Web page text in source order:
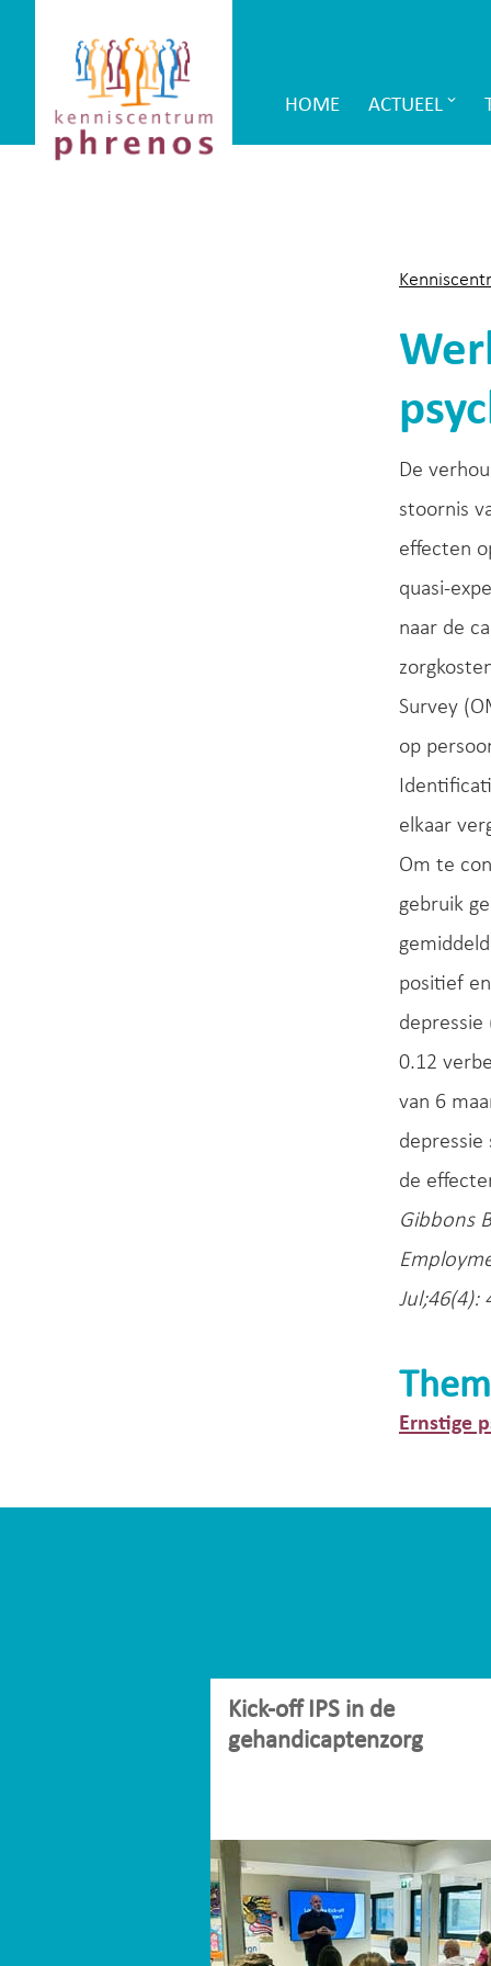
Phrenos
website
Main
HOME ACTUEEL
De
stoornis
effecten
quasi-
naar de
Survey
op
elkaar
Om te
gebruik
positief
0.12
van 6
depressie
de
Gibbons
Jul;46(4):
Ernstige
Kick-off IPS in de
gehandicaptenzorg